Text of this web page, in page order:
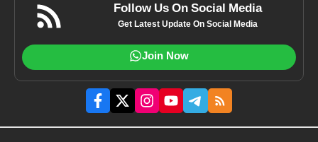
Follow Us On Social Media
Get Latest Update On Social Media
Join Now